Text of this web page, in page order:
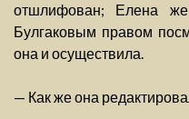
отшлифован; Елена
Булгаковым правом
она и осуществила.
— Как же она